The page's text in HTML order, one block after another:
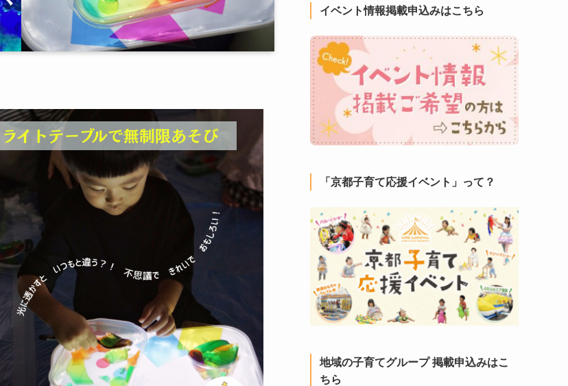
イベント情報掲載申込みはこちら
「京都子育て応援イベント」って？
地域の子育てグループ 掲載申込みはこ
ちら